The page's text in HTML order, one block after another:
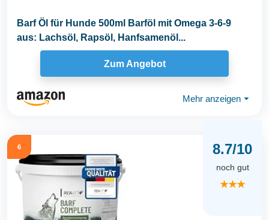
Barf Öl für Hunde 500ml Barföl mit Omega 3-6-9
aus: Lachsöl, Rapsöl, Hanfsamenöl...
Zum Angebot
Mehr anzeigen ⏷
6 8.7/10
noch gut
★★★